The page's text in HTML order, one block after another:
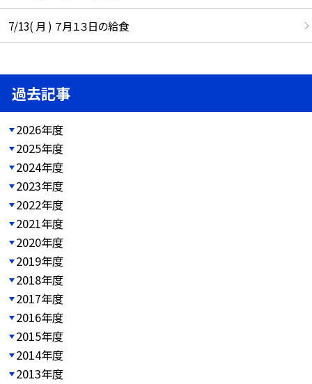
7/13( 月 ) ７月１３日の給食
過去記事
2026年度
2025年度
2024年度
2023年度
2022年度
2021年度
2020年度
2019年度
2018年度
2017年度
2016年度
2015年度
2014年度
2013年度